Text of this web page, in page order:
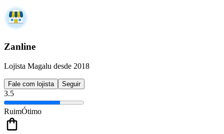
Zanline
Lojista Magalu desde 2018
Fale com lojista Seguir
3.5
RuimÓtimo